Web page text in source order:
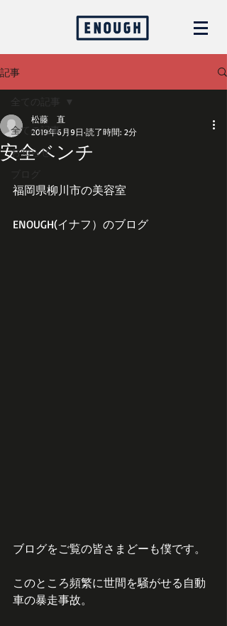
記事
全ての記事
お知らせ
ブログ
全ての記事
安全ベンチ
松藤 直
2019年6月9日 読了時間: 2分
福岡県柳川市の美容室
ENOUGH(イナフ）のブログ
ブログをご覧の皆さまどーも僕です。
このところ頻繁に世間を騒がせる自動
車の暴走事故。